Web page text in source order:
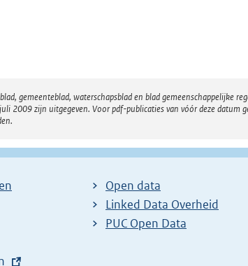
gemeenteblad, waterschapsblad en blad gemeenschappelijke
2009 zijn uitgegeven. Voor pdf-publicaties van vóór deze
Open data
Linked Data Overheid
PUC Open Data